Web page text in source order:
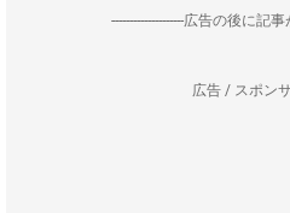
--------------------広告の後に記事
広告 / スポン